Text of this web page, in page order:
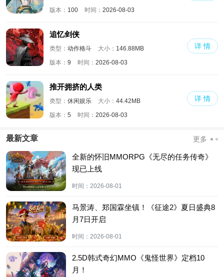
版本： 100 时间： 2026-08-03
追忆剑侠
类型： 动作格斗 大小： 146.88MB
版本： 9 时间： 2026-08-03
详 情
推开拥挤的人类
类型： 休闲娱乐 大小： 44.42MB
版本： 5 时间： 2026-08-03
详 情
最新文章 更多
全新的怀旧MMORPG《无尽的任务传奇》
现已上线
时间： 2026-08-01
马景涛、郑国霖坐镇！《征途2》夏日盛典8
月7日开启
时间： 2026-08-01
2.5D韩式奇幻MMO《鬼怪世界》定档10
月！